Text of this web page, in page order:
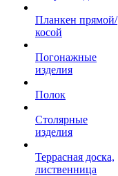
Планкен прямой/
косой
Погонажные
изделия
Полок
Столярные
изделия
Террасная доска,
лиственница